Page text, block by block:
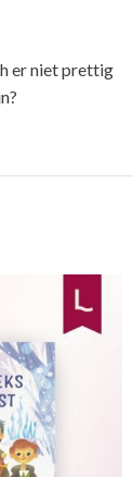
er niet prettig